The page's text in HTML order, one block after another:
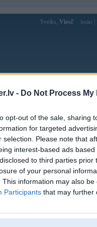
- Do Not Process
opt-out of the sale, sharing
for targeted
selection. Please note that
interest-based ads
to third parties
of your personal
This information may also
Participants that may further
Sveiks, Viesi! Ienākt
Forums Galerijas
Lietotāja
Lietotājvārds:
Ziņojumi forumā: